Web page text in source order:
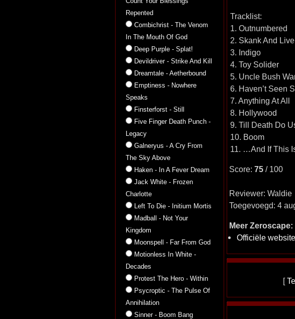
Repented
Combichrist - The Venom
In The Mouth Of God
Deep Purple - Splat!
Devildriver - Strike And Kill
Dreamtale - Aetherbound
Emptiness - Nowhere
Speaks
Finsterforst - Still
Five Finger Death Punch -
Legacy
Galneryus - A Cry From
The Sky Above
Haken - In A Fever Dream
Jack White - Frozen
Charlotte
Left To Die - Initium Mortis
Madball - Not Your
Kingdom
Moonspell - Far From God
Motionless In White -
Decades
Protest The Hero - Within
Psycroptic - The Pulse Of
Annihilation
Sinner - Boom Bang
Tracklist:
1. Outnumbered
2. Skank And Live
3. Indigo
4. Toy Solider
5. Uncle Bush
6. Haven’t Seen
7. Anything At All
8. Hollywood
9. Till Death Do
10. Boom
11. …And If This
Score: 75/ 100
Reviewer: Waldie
Toegevoegd: 4
Meer Zeroscape:
Officiële website
[